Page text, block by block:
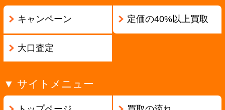
モバイル